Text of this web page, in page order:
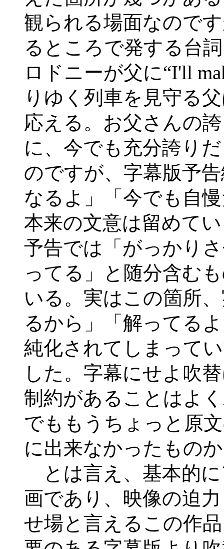
観られる場面なので
るところで発する台
ロドニーが父に“I'll
りゆく列車を見守る
応える。お父さんの
に、今でも充分誇り
のですが、字幕版予
なるよ」「今でも自
本来の文意は留めて
予告では「がっかり
ってる」と随分含む
いる。実はこの箇所
るから」「解ってる
純化されてしまって
した。字幕にせよ吹
制約があることはよ
でももうちょっと原
に出来なかったもの
とは言え、基本的
画であり、映像の迫
せ場と言えるこの作